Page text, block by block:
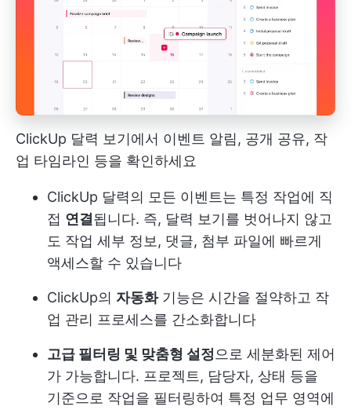
ClickUp 달력 보기에서 이벤트 알림, 공개 공유, 작
업 타임라인 등을 확인하세요
ClickUp 달력의 모든 이벤트는 특정 작업에 직
접 연결됩니다. 즉, 달력 보기를 벗어나지 않고
도 작업 세부 정보, 댓글, 첨부 파일에 빠르게
액세스할 수 있습니다
ClickUp의 자동화기능은 시간을 절약하고 작
업 관리 프로세스를 간소화합니다
고급 필터링 및 맞춤형 설정 으로 세분화된 제어
가 가능합니다. 프로젝트, 담당자, 상태 등을
기준으로 작업을 필터링하여 특정 업무 영역에